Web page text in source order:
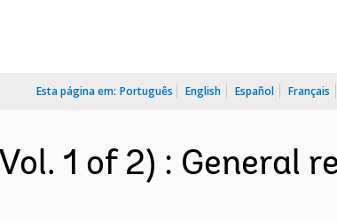
Esta página em: Português English Español Français
1 of 2) : General